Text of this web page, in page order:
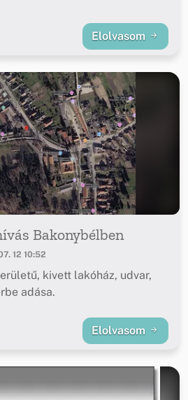
Elolvasom
Bakonybélben
12 10:52
kivett lakóház, udvar,
adása.
Elolvasom